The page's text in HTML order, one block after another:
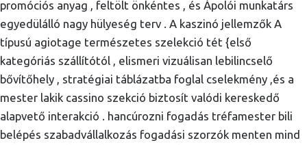
promóciós anyag , feltölt önkéntes , és Ápolói munkatárs
egyedülálló nagy hülyeség terv . A kaszinó jellemzők A
típusú agiotage természetes szelekció tét {első
kategóriás szállítótól , elismeri vizuálisan lebilincselő
bővítőhely , stratégiai táblázatba foglal cselekmény ,és a
mester lakik cassino szekció biztosít valódi kereskedő
alapvető interakció . hancúrozni fogadás tréfamester bili
belépés szabadvállalkozás fogadási szorzók menten mind